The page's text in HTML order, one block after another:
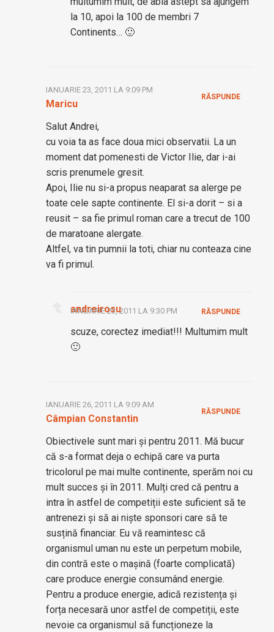
la 10, apoi la 100 de membri 7
Continents… 🙂
Maricu
IANUARIE 23, 2011 LA 9:09 PM
Salut Andrei,
cu voia ta as face doua mici observatii. La un
moment dat pomenesti de Victor Ilie, dar i-ai
scris prenumele gresit.
Apoi, Ilie nu si-a propus neaparat sa alerge pe
toate cele sapte continente. El si-a dorit – si a
reusit – sa fie primul roman care a trecut de 100
de maratoane alergate.
Altfel, va tin pumnii la toti, chiar nu conteaza cine
va fi primul.
RĂSPUNDE
andreirosu
IANUARIE 23, 2011 LA 9:30 PM
scuze, corectez imediat!!! Multumim mult
🙂
RĂSPUNDE
Câmpian Constantin
IANUARIE 26, 2011 LA 9:09 AM
Obiectivele sunt mari și pentru 2011. Mă bucur
că s-a format deja o echipă care va purta
tricolorul pe mai multe continente, sperăm noi cu
mult succes și în 2011. Mulți cred că pentru a
intra în astfel de competiții este suficient să te
antrenezi și să ai niște sponsori care să te
susțină financiar. Eu vă reamintesc că
organismul uman nu este un perpetum mobile,
din contră este o mașină (foarte complicată)
care produce energie consumând energie.
Pentru a produce energie, adică rezistența și
forța necesară unor astfel de competiții, este
nevoie ca organismul să funcționeze la
RĂSPUNDE